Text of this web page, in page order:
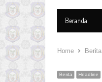
Beranda
Home
Berita
Berita Headline